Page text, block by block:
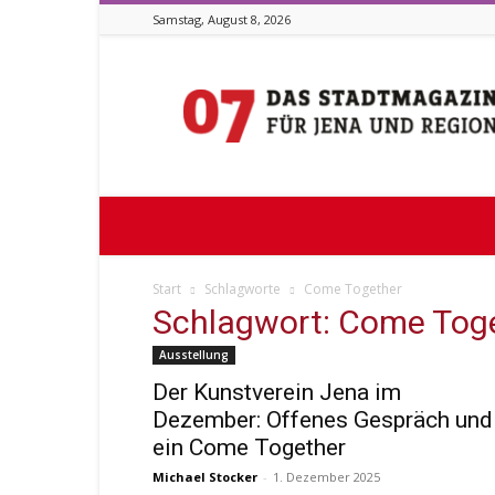
Samstag, August 8, 2026
07
Start Schlagworte Come Together
Schlagwort: Come
Ausstellung
Der Kunstverein Jena im
Dezember: Offenes Gespräch und
ein Come Together
Michael Stocker - 1. Dezember 2025